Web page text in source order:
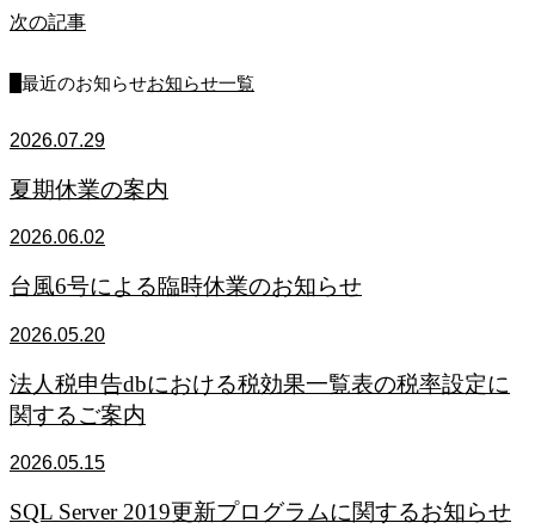
次の記事
最近のお知らせお知らせ一覧
2026.07.29
夏期休業の案内
2026.06.02
台風6号による臨時休業のお知らせ
2026.05.20
法人税申告dbにおける税効果一覧表の税率設定に
関するご案内
2026.05.15
SQL Server 2019更新プログラムに関するお知らせ